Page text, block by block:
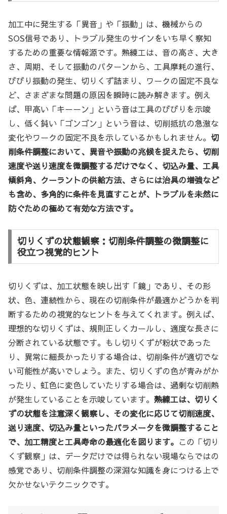
加工中に発生する「異音」や「振動」は、機械からの
SOS信号であり、トラブル発生のサインをいち早く察知
するための重要な情報源です。熟練工は、音の高さ、大き
さ、周期、そして振動のパターンから、工具摩耗の進行、
びびり振動の発生、切りくず詰まり、ワークの固定不良な
ど、さまざまな問題の原因を瞬時に読み解きます。例え
ば、甲高い「キーーン」という音は工具のびびりを示唆
し、低く鈍い「ゴンゴン」という音は、切削抵抗の急激な
変化やワークの固定不良を示しているかもしれません。 切
削条件調整において、異音や振動の兆候を捉えたら、切削
速度や送り速度を微調整するだけでなく、切込み量、工具
傾斜角、クーラントの供給方法、さらには治具の増強など
も含め、多角的に条件を見直すことが、トラブルを未然に
防ぐための極めて有効な方法です。
切りくずの状態観察：切削条件調整の微調整に
役立つ視覚的ヒント
切りくずは、加工状態を映し出す「鏡」であり、その形
状、色、連続性から、現在の切削条件が最適かどうかを判
断するための視覚的なヒントを与えてくれます。例えば、
理想的な切りくずは、規則正しくカールし、適度な長さに
分断されている状態です。もし切りくずが粉状であった
り、異常に細長かったりする場合は、切削条件が適切でな
い可能性が高いでしょう。また、切りくずの色が青みがか
ったり、虹色に変色していたりする場合は、過剰な切削熱
が発生していることを示唆しています。 熟練工は、切りく
ずの状態を注意深く観察し、その変化に応じて切削速度、
送り速度、切込み量といったパラメータを微調整すること
で、加工精度と工具寿命の最適化を図ります。 この「切り
くず観察」は、データだけでは得られない現場ならではの
感覚であり、切削条件調整の深淵な知識を身につける上で
欠かせないテクニックです。